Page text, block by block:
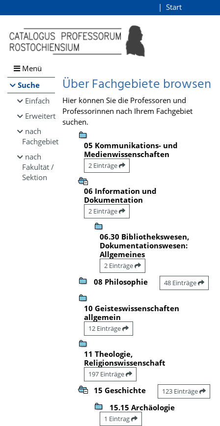
Browsen
direkt zum Inhalt
Start
Menü
Suche
Einfach
Erweitert
nach
Fachgebiet
nach
Fakultät /
Sektion
Über Fachgebiete browsen
Hier können Sie die Professoren und
Professorinnen nach Ihrem Fachgebiet
suchen.
05 Kommunikations- und
Medienwissenschaften
2 Einträge
06 Information und
Dokumentation
2 Einträge
06.30 Bibliothekswesen,
Dokumentationswesen:
Allgemeines
2 Einträge
08 Philosophie 48 Einträge
10 Geisteswissenschaften
allgemein
12 Einträge
11 Theologie,
Religionswissenschaft
197 Einträge
15 Geschichte 123 Einträge
15.15 Archäologie
1 Eintrag